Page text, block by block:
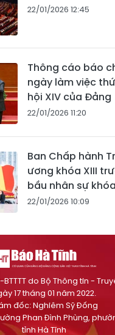
22/01/2026 12:45
Thông cáo báo
ngày làm việc
hội XIV của Đảng
22/01/2026 11:20
Ban Chấp hành
ương khóa XIII
bầu nhân sự
22/01/2026 10:09
do Bộ Thông tin -
17 tháng 01 năm 2022.
đốc: Nghiêm Sỹ Đống
Phan Đình Phùng,
tỉnh Hà Tĩnh